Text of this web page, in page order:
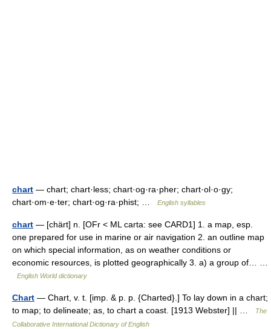
chart — chart; chart·less; chart·og·ra·pher; chart·ol·o·gy;
chart·om·e·ter; chart·og·ra·phist; …
English syllables
chart — [chärt] n. [OFr < ML carta: see CARD1] 1. a map, esp.
one prepared for use in marine or air navigation 2. an outline map
on which special information, as on weather conditions or
economic resources, is plotted geographically 3. a) a group of… …
English World dictionary
Chart — Chart, v. t. [imp. & p. p. {Charted}.] To lay down in a chart;
to map; to delineate; as, to chart a coast. [1913 Webster] || …
The
Collaborative International Dictionary of English